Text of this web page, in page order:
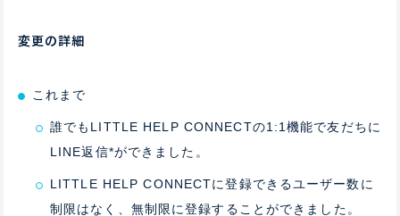
変更の詳細
これまで
誰でもLITTLE HELP CONNECTの1:1機能で友だちに
LINE返信*ができました。
LITTLE HELP CONNECTに登録できるユーザー数に
制限はなく、無制限に登録することができました。